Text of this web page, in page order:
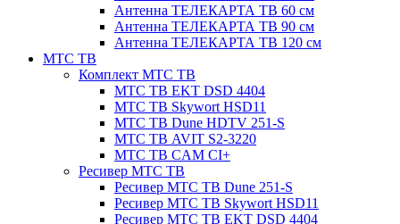
Антенна ТЕЛЕКАРТА ТВ 60 см
Антенна ТЕЛЕКАРТА ТВ 90 см
Антенна ТЕЛЕКАРТА ТВ 120 см
МТС ТВ
Комплект МТС ТВ
МТС ТВ EKT DSD 4404
МТС ТВ Skywort HSD11
МТС ТВ Dune HDTV 251-S
МТС ТВ AVIT S2-3220
МТС ТВ CAM CI+
Ресивер МТС ТВ
Ресивер МТС ТВ Dune 251-S
Ресивер МТС ТВ Skywort HSD11
Ресивер МТС ТВ EKT DSD 4404